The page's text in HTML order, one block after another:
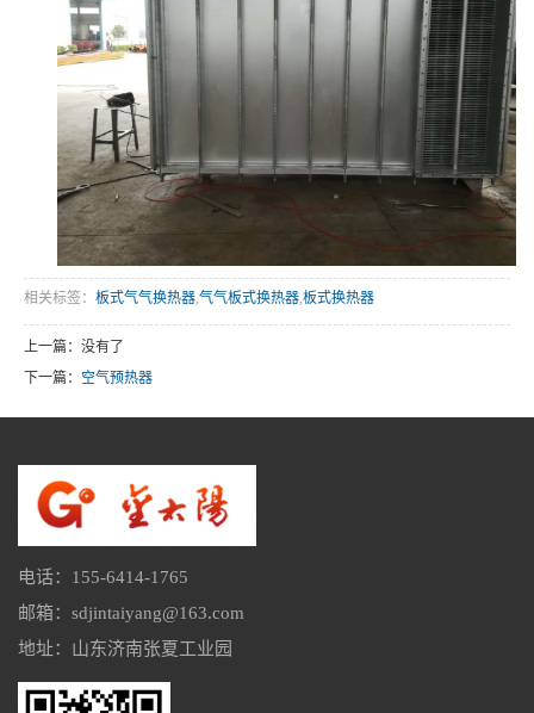
相关标签： 板式气气换热器,气气板式换热器,板式换热器
上一篇：没有了
下一篇： 空气预热器
电话：155-6414-1765
邮箱：sdjintaiyang@163.com
地址：山东济南张夏工业园